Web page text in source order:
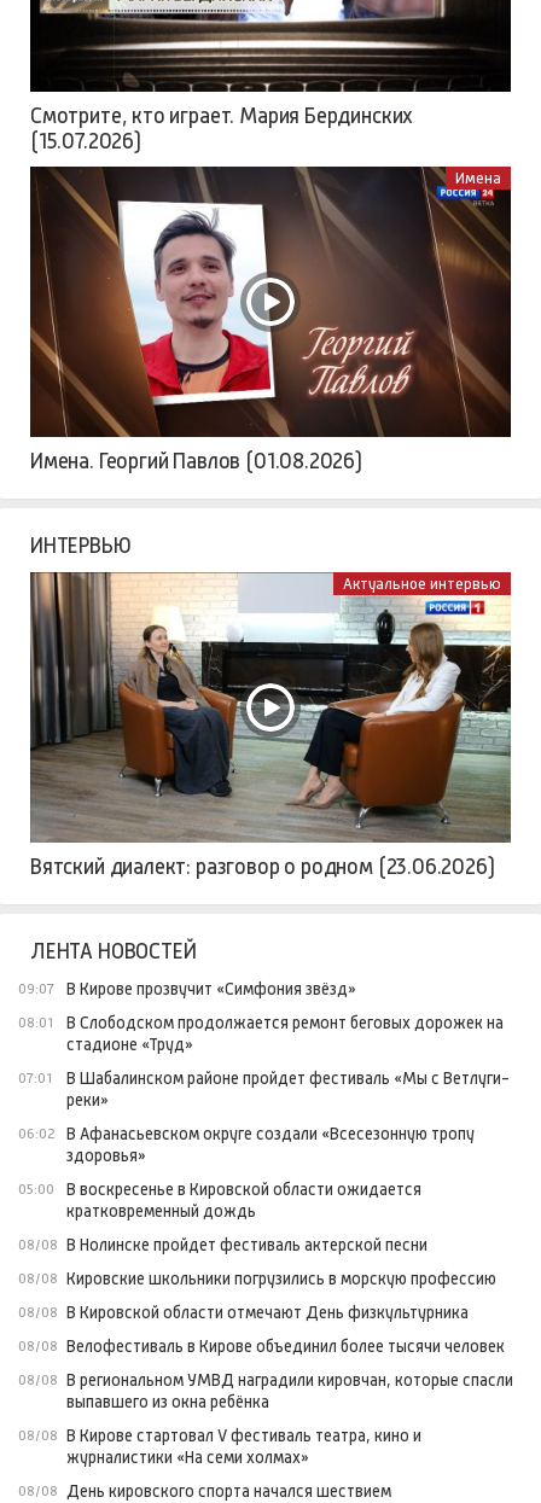
Смотрите, кто играет. Мария Бердинских
(15.07.2026)
Имена
Имена. Георгий Павлов (01.08.2026)
ИНТЕРВЬЮ
Актуальное интервью
Вятский диалект: разговор о родном (23.06.2026)
ЛЕНТА НОВОСТЕЙ
09:07 В Кирове прозвучит «Симфония звёзд»
08:01
В Слободском продолжается ремонт беговых дорожек на
стадионе «Труд»
07:01
В Шабалинском районе пройдет фестиваль «Мы с Ветлуги-
реки»
06:02
В Афанасьевском округе создали «Всесезонную тропу
здоровья»
05:00
В воскресенье в Кировской области ожидается
кратковременный дождь
08/08 В Нолинске пройдет фестиваль актерской песни
08/08 Кировские школьники погрузились в морскую профессию
08/08 В Кировской области отмечают День физкультурника
08/08 Велофестиваль в Кирове объединил более тысячи человек
08/08 В региональном УМВД наградили кировчан, которые спасли
выпавшего из окна ребёнка
08/08 В Кирове стартовал V фестиваль театра, кино и
журналистики «На семи холмах»
08/08 День кировского спорта начался шествием